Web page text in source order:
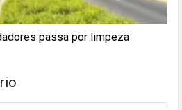
passa por limpeza